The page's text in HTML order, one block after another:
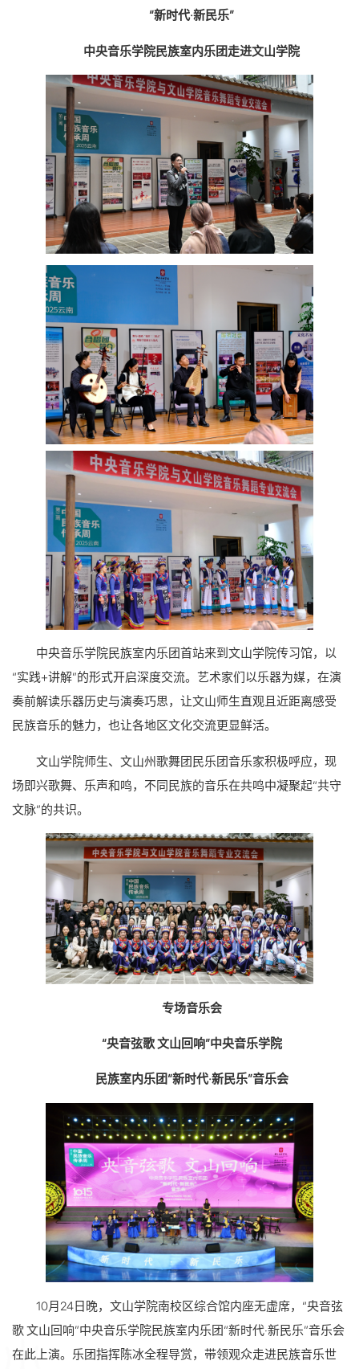
“新时代·新民乐”
中央音乐学院民族室内乐团走进文山学院
中央音乐学院民族室内乐团首站来到文山学院传习馆，以
“实践+讲解”的形式开启深度交流。艺术家们以乐器为媒，在演
奏前解读乐器历史与演奏巧思，让文山师生直观且近距离感受
民族音乐的魅力，也让各地区文化交流更显鲜活。
文山学院师生、文山州歌舞团民乐团音乐家积极呼应，现
场即兴歌舞、乐声和鸣，不同民族的音乐在共鸣中凝聚起“共守
文脉”的共识。
专场音乐会
“央音弦歌 文山回响”中央音乐学院
民族室内乐团“新时代·新民乐”音乐会
10月24日晚，文山学院南校区综合馆内座无虚席，“央音弦
歌 文山回响”中央音乐学院民族室内乐团“新时代·新民乐”音乐会
在此上演。乐团指挥陈冰全程导赏，带领观众走进民族音乐世